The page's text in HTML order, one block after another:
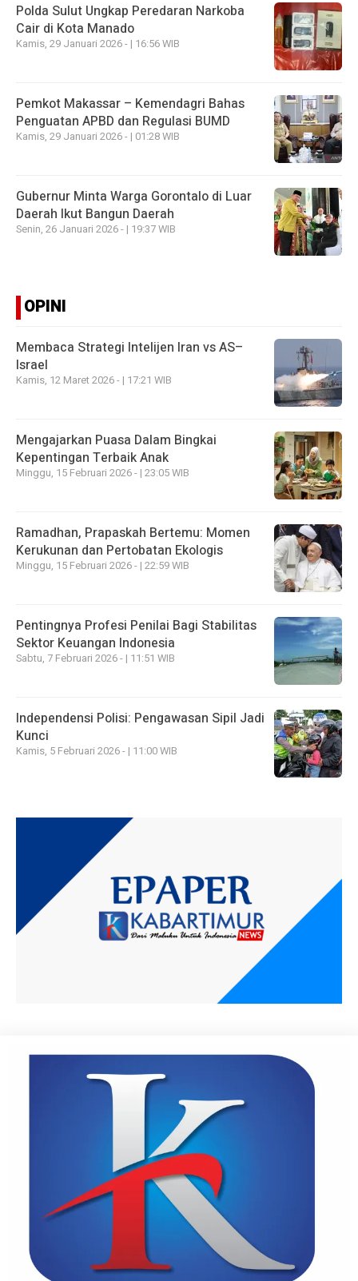
Polda Sulut Ungkap Peredaran Narkoba
Cair di Kota Manado
Kamis, 29 Januari 2026 - | 16:56 WIB
Pemkot Makassar – Kemendagri Bahas
Penguatan APBD dan Regulasi BUMD
Kamis, 29 Januari 2026 - | 01:28 WIB
Gubernur Minta Warga Gorontalo di Luar
Daerah Ikut Bangun Daerah
Senin, 26 Januari 2026 - | 19:37 WIB
OPINI
Membaca Strategi Intelijen Iran vs AS–
Israel
Kamis, 12 Maret 2026 - | 17:21 WIB
Mengajarkan Puasa Dalam Bingkai
Kepentingan Terbaik Anak
Minggu, 15 Februari 2026 - | 23:05 WIB
Ramadhan, Prapaskah Bertemu: Momen
Kerukunan dan Pertobatan Ekologis
Minggu, 15 Februari 2026 - | 22:59 WIB
Pentingnya Profesi Penilai Bagi Stabilitas
Sektor Keuangan Indonesia
Sabtu, 7 Februari 2026 - | 11:51 WIB
Independensi Polisi: Pengawasan Sipil Jadi
Kunci
Kamis, 5 Februari 2026 - | 11:00 WIB